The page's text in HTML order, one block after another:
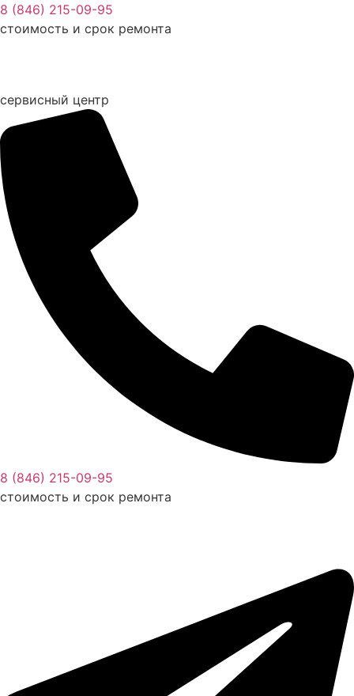
Перейти
к
8 (846) 215-09-95
стоимость и срок ремонта
сервисный центр
8 (846) 215-09-95
стоимость и срок ремонта